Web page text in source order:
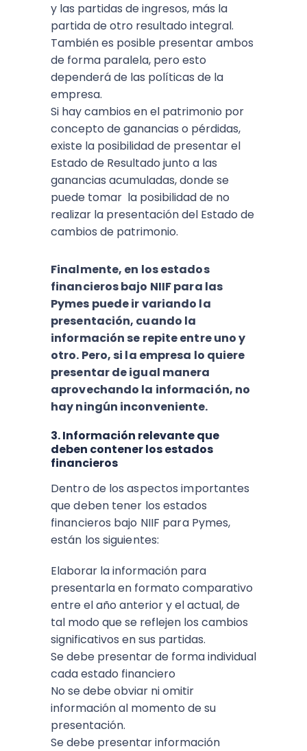
y las partidas de ingresos, más la
partida de otro resultado integral.
También es posible presentar ambos
de forma paralela, pero esto
dependerá de las políticas de la
empresa.
Si hay cambios en el patrimonio por
concepto de ganancias o pérdidas,
existe la posibilidad de presentar el
Estado de Resultado junto a las
ganancias acumuladas, donde se
puede tomar la posibilidad de no
realizar la presentación del Estado de
cambios de patrimonio.
Finalmente, en los estados
financieros bajo NIIF para las
Pymes puede ir variando la
presentación, cuando la
información se repite entre uno y
otro. Pero, si la empresa lo quiere
presentar de igual manera
aprovechando la información, no
hay ningún inconveniente.
3. Información relevante que
deben contener los estados
financieros
Dentro de los aspectos importantes
que deben tener los estados
financieros bajo NIIF para Pymes,
están los siguientes:
Elaborar la información para
presentarla en formato comparativo
entre el año anterior y el actual, de
tal modo que se reflejen los cambios
significativos en sus partidas.
Se debe presentar de forma individual
cada estado financiero
No se debe obviar ni omitir
información al momento de su
presentación.
Se debe presentar información